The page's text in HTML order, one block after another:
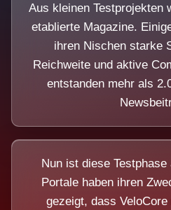
Aus kleinen Testprojekten
etablierte Magazine.
ihren Nischen starke
Reichweite und aktive
entstanden mehr als
Nun ist diese
Portale haben ihren
gezeigt, dass